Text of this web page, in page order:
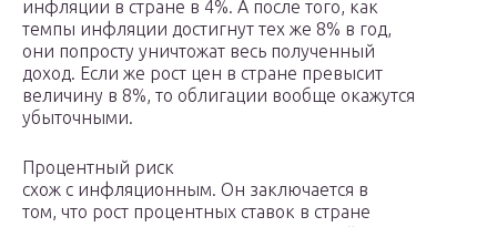
инфляции в стране в 4%. А после того, как
темпы инфляции достигнут тех же 8% в год,
они попросту уничтожат весь полученный
доход. Если же рост цен в стране превысит
величину в 8%, то облигации вообще окажутся
убыточными.
Процентный риск
схож с инфляционным. Он заключается в
том, что рост процентных ставок в стране